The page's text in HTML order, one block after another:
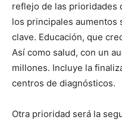
reflejo de las prioridades
los principales aumentos
clave. Educación, que
Así como salud, con un
millones. Incluye la
centros de diagnósticos.
Otra prioridad será la